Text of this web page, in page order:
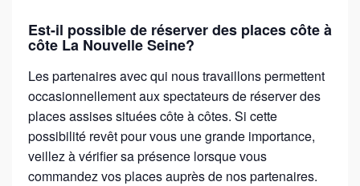
Est-il possible de réserver des places côte à
côte La Nouvelle Seine?
Les partenaires avec qui nous travaillons permettent
occasionnellement aux spectateurs de réserver des
places assises situées côte à côtes. Si cette
possibilité revêt pour vous une grande importance,
veillez à vérifier sa présence lorsque vous
commandez vos places auprès de nos partenaires.